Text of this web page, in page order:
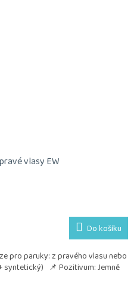
vlasy EW
Do košíku
pro paruky: z pravého vlasu nebo
syntetický) 📌 Pozitivum: Jemně